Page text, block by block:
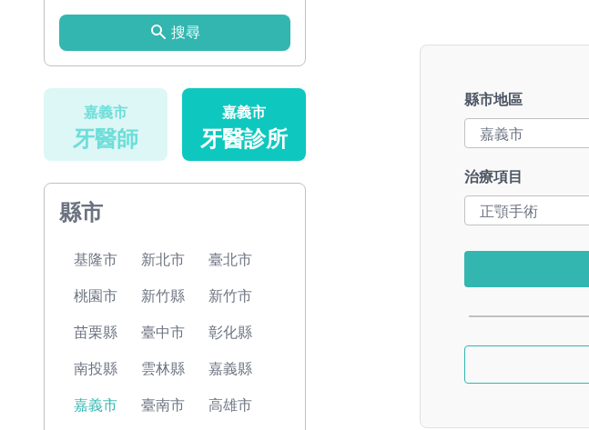
搜尋
嘉義市
牙醫師
嘉義市
牙醫診所
縣市
基隆市 新北市 臺北市
桃園市 新竹縣 新竹市
苗栗縣 臺中市 彰化縣
南投縣 雲林縣 嘉義縣
嘉義市 臺南市 高雄市
縣市地區
治療項目